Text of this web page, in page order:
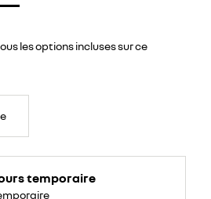
les options incluses sur ce
temporaire